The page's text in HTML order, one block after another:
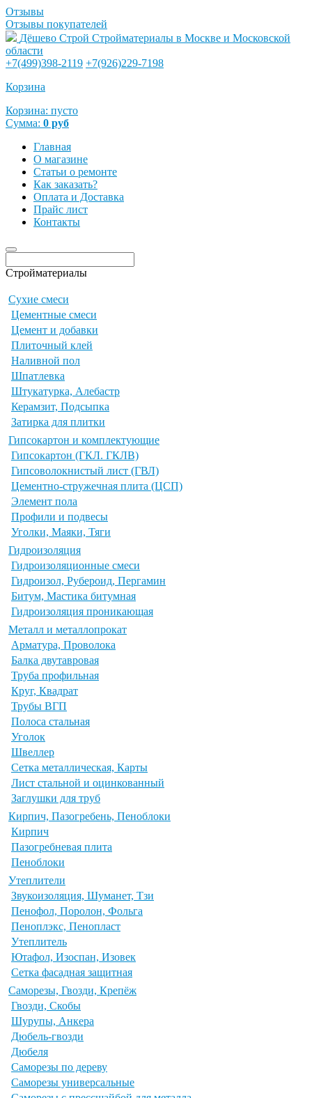
Отзывы
Отзывы покупателей
Дёшево Строй Стройматериалы в Москве и Московской
области
+7(499)398-2119 +7(926)229-7198
Корзина
Корзина: пусто
Сумма: 0 руб
Главная
О магазине
Статьи о ремонте
Как заказать?
Оплата и Доставка
Прайс лист
Контакты
Стройматериалы
Сухие смеси
Цементные смеси
Цемент и добавки
Плиточный клей
Наливной пол
Шпатлевка
Штукатурка, Алебастр
Керамзит, Подсыпка
Затирка для плитки
Гипсокартон и комплектующие
Гипсокартон (ГКЛ. ГКЛВ)
Гипсоволокнистый лист (ГВЛ)
Цементно-стружечная плита (ЦСП)
Элемент пола
Профили и подвесы
Уголки, Маяки, Тяги
Гидроизоляция
Гидроизоляционные смеси
Гидроизол, Рубероид, Пергамин
Битум, Мастика битумная
Гидроизоляция проникающая
Металл и металлопрокат
Арматура, Проволока
Балка двутавровая
Труба профильная
Круг, Квадрат
Трубы ВГП
Полоса стальная
Уголок
Швеллер
Сетка металлическая, Карты
Лист стальной и оцинкованный
Заглушки для труб
Кирпич, Пазогребень, Пеноблоки
Кирпич
Пазогребневая плита
Пеноблоки
Утеплители
Звукоизоляция, Шуманет, Тзи
Пенофол, Поролон, Фольга
Пеноплэкс, Пенопласт
Утеплитель
Ютафол, Изоспан, Изовек
Сетка фасадная защитная
Саморезы, Гвозди, Крепёж
Гвозди, Скобы
Шурупы, Анкера
Дюбель-гвозди
Дюбеля
Саморезы по дереву
Саморезы универсальные